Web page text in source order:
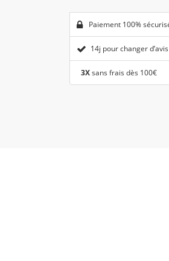
Paiement 100%
14j pour changer d’avis
3Xsans frais dès 100€